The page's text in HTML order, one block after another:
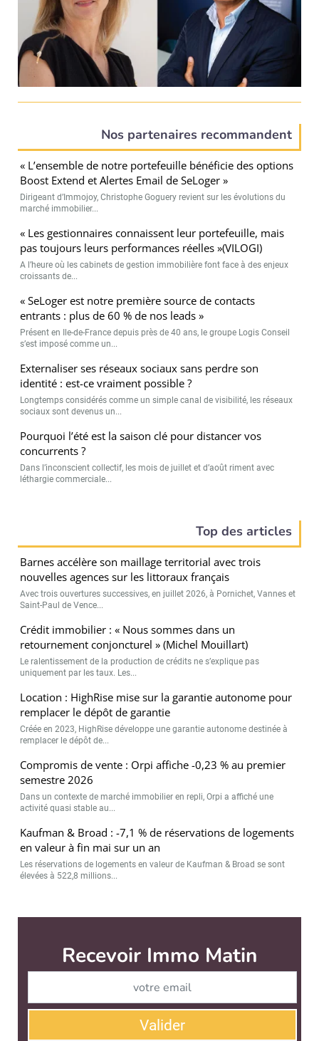
Nos partenaires recommandent
« L’ensemble de notre portefeuille bénéficie des options
Boost Extend et Alertes Email de SeLoger »
Dirigeant d’Immojoy, Christophe Goguery revient sur les évolutions du
marché immobilier...
« Les gestionnaires connaissent leur portefeuille, mais
pas toujours leurs performances réelles »(VILOGI)
A l’heure où les cabinets de gestion immobilière font face à des enjeux
croissants de...
« SeLoger est notre première source de contacts
entrants : plus de 60 % de nos leads »
Présent en Ile-de-France depuis près de 40 ans, le groupe Logis Conseil
s’est imposé comme un...
Externaliser ses réseaux sociaux sans perdre son
identité : est-ce vraiment possible ?
Longtemps considérés comme un simple canal de visibilité, les réseaux
sociaux sont devenus un...
Pourquoi l’été est la saison clé pour distancer vos
concurrents ?
Dans l’inconscient collectif, les mois de juillet et d’août riment avec
léthargie commerciale...
Top des articles
Barnes accélère son maillage territorial avec trois
nouvelles agences sur les littoraux français
Avec trois ouvertures successives, en juillet 2026, à Pornichet, Vannes et
Saint-Paul de Vence...
Crédit immobilier : « Nous sommes dans un
retournement conjoncturel » (Michel Mouillart)
Le ralentissement de la production de crédits ne s’explique pas
uniquement par les taux. Les...
Location : HighRise mise sur la garantie autonome pour
remplacer le dépôt de garantie
Créée en 2023, HighRise développe une garantie autonome destinée à
remplacer le dépôt de...
Compromis de vente : Orpi affiche -0,23 % au premier
semestre 2026
Dans un contexte de marché immobilier en repli, Orpi a affiché une
activité quasi stable au...
Kaufman & Broad : -7,1 % de réservations de logements
en valeur à fin mai sur un an
Les réservations de logements en valeur de Kaufman & Broad se sont
élevées à 522,8 millions...
Immo Matin est édité par